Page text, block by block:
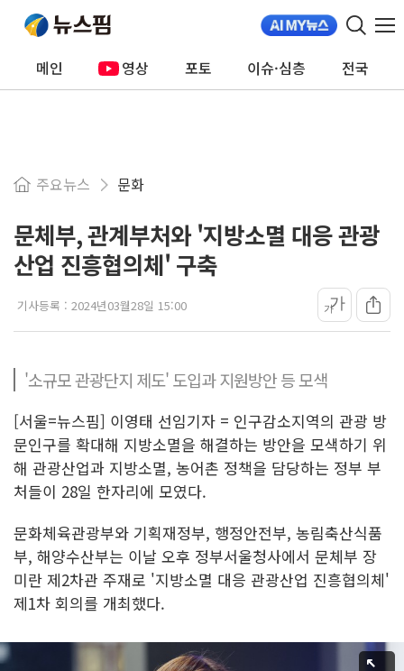
메인 영상 포토 이슈·심층 전국
주요뉴스 문화
문체부, 관계부처와 '지방소멸 대응 관광
산업 진흥협의체' 구축
기사등록 : 2024년03월28일 15:00 가가
'소규모 관광단지 제도' 도입과 지원방안 등 모색
[서울=뉴스핌] 이영태 선임기자 = 인구감소지역의 관광 방
문인구를 확대해 지방소멸을 해결하는 방안을 모색하기 위
해 관광산업과 지방소멸, 농어촌 정책을 담당하는 정부 부
처들이 28일 한자리에 모였다.
문화체육관광부와 기획재정부, 행정안전부, 농림축산식품
부, 해양수산부는 이날 오후 정부서울청사에서 문체부 장
미란 제2차관 주재로 '지방소멸 대응 관광산업 진흥협의체'
제1차 회의를 개최했다.